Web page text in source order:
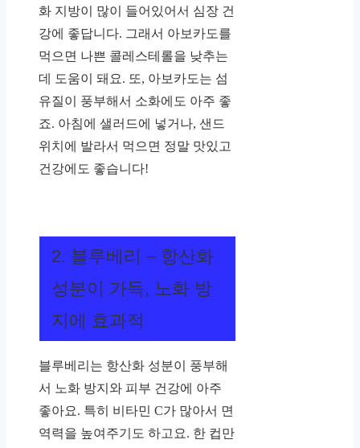
화 지방이 많이 들어있어서 심장 건
강에 좋답니다. 그래서 아보카도를
먹으면 나쁜 콜레스테롤을 낮추는
데 도움이 돼요. 또, 아보카도는 섬
유질이 풍부해서 소화에도 아주 좋
죠. 아침에 샐러드에 넣거나, 샌드
위치에 발라서 먹으면 정말 맛있고
건강에도 좋습니다!
2. 블루베리 – 항산화
성분이 가득, 노화 방
지에 효과적
블루베리는 항산화 성분이 풍부해
서 노화 방지와 피부 건강에 아주
좋아요. 특히 비타민 C가 많아서 면
역력을 높여주기도 하고요. 한 컵만